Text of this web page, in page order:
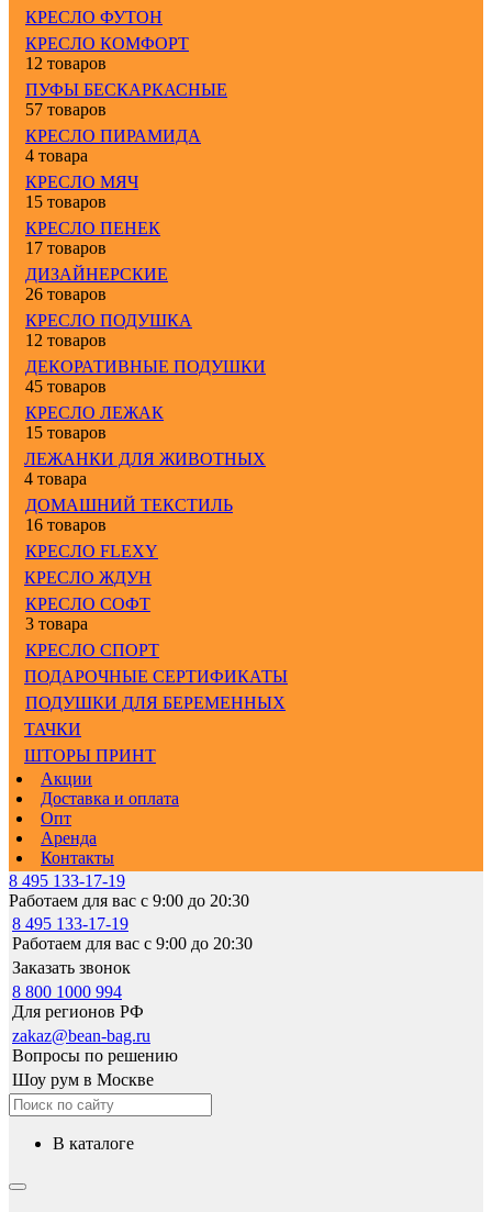
КРЕСЛО ФУТОН
КРЕСЛО КОМФОРТ
12 товаров
ПУФЫ БЕСКАРКАСНЫЕ
57 товаров
КРЕСЛО ПИРАМИДА
4 товара
КРЕСЛО МЯЧ
15 товаров
КРЕСЛО ПЕНЕК
17 товаров
ДИЗАЙНЕРСКИЕ
26 товаров
КРЕСЛО ПОДУШКА
12 товаров
ДЕКОРАТИВНЫЕ ПОДУШКИ
45 товаров
КРЕСЛО ЛЕЖАК
15 товаров
ЛЕЖАНКИ ДЛЯ ЖИВОТНЫХ
4 товара
ДОМАШНИЙ ТЕКСТИЛЬ
16 товаров
КРЕСЛО FLEXY
КРЕСЛО ЖДУН
КРЕСЛО СОФТ
3 товара
КРЕСЛО СПОРТ
ПОДАРОЧНЫЕ СЕРТИФИКАТЫ
ПОДУШКИ ДЛЯ БЕРЕМЕННЫХ
ТАЧКИ
ШТОРЫ ПРИНТ
Акции
Доставка и оплата
Опт
Аренда
Контакты
8 495 133-17-19
Работаем для вас с 9:00 до 20:30
8 495 133-17-19
Работаем для вас с 9:00 до 20:30
Заказать звонок
8 800 1000 994
Для регионов РФ
zakaz@bean-bag.ru
Вопросы по решению
Шоу рум в Москве
в каталоге